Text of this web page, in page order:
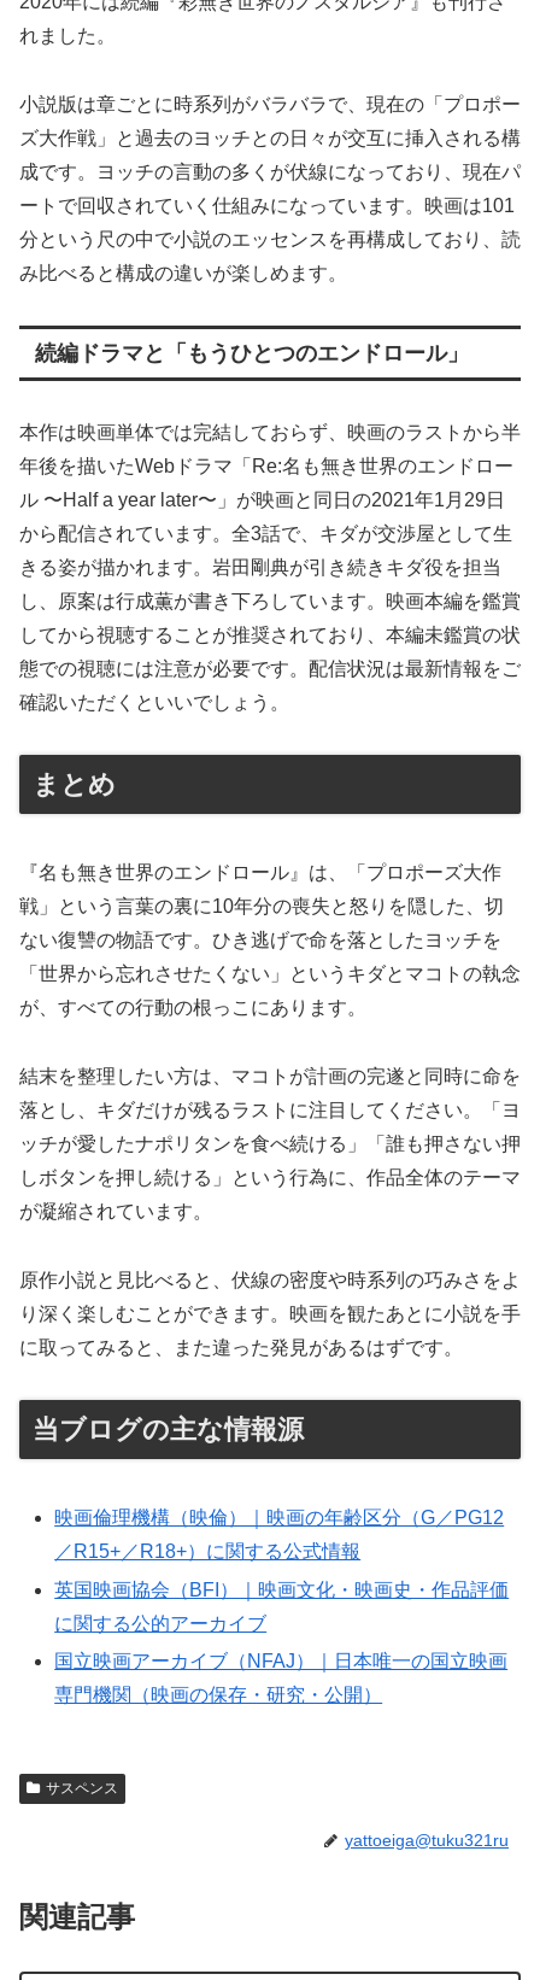
れました。
小説版は章ごとに時系列がバラバラで、現在の「プロポー
ズ大作戦」と過去のヨッチとの日々が交互に挿入される構
成です。ヨッチの言動の多くが伏線になっており、現在パ
ートで回収されていく仕組みになっています。映画は101
分という尺の中で小説のエッセンスを再構成しており、読
み比べると構成の違いが楽しめます。
続編ドラマと「もうひとつのエンドロール」
本作は映画単体では完結しておらず、映画のラストから半
年後を描いたWebドラマ「Re:名も無き世界のエンドロー
ル 〜Half a year later〜」が映画と同日の2021年1月29日
から配信されています。全3話で、キダが交渉屋として生
きる姿が描かれます。岩田剛典が引き続きキダ役を担当
し、原案は行成薫が書き下ろしています。映画本編を鑑賞
してから視聴することが推奨されており、本編未鑑賞の状
態での視聴には注意が必要です。配信状況は最新情報をご
確認いただくといいでしょう。
まとめ
『名も無き世界のエンドロール』は、「プロポーズ大作
戦」という言葉の裏に10年分の喪失と怒りを隠した、切
ない復讐の物語です。ひき逃げで命を落としたヨッチを
「世界から忘れさせたくない」というキダとマコトの執念
が、すべての行動の根っこにあります。
結末を整理したい方は、マコトが計画の完遂と同時に命を
落とし、キダだけが残るラストに注目してください。「ヨ
ッチが愛したナポリタンを食べ続ける」「誰も押さない押
しボタンを押し続ける」という行為に、作品全体のテーマ
が凝縮されています。
原作小説と見比べると、伏線の密度や時系列の巧みさをよ
り深く楽しむことができます。映画を観たあとに小説を手
に取ってみると、また違った発見があるはずです。
当ブログの主な情報源
映画倫理機構（映倫）｜映画の年齢区分（G／PG12
／R15+／R18+）に関する公式情報
英国映画協会（BFI）｜映画文化・映画史・作品評価
に関する公的アーカイブ
国立映画アーカイブ（NFAJ）｜日本唯一の国立映画
専門機関（映画の保存・研究・公開）
サスペンス
yattoeiga@tuku321ru
関連記事